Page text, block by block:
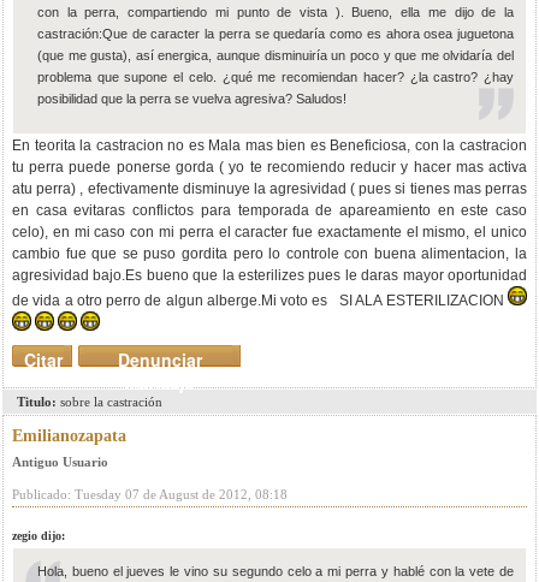
con la perra, compartiendo mi punto de vista ). Bueno, ella me dijo de la
castración:Que de caracter la perra se quedaría como es ahora osea juguetona
(que me gusta), así energica, aunque disminuiría un poco y que me olvidaría del
problema que supone el celo. ¿qué me recomiendan hacer? ¿la castro? ¿hay
posibilidad que la perra se vuelva agresiva? Saludos!
En teorita la castracion no es Mala mas bien es Beneficiosa, con la castracion
tu perra puede ponerse gorda ( yo te recomiendo reducir y hacer mas activa
atu perra) , efectivamente disminuye la agresividad ( pues si tienes mas perras
en casa evitaras conflictos para temporada de apareamiento en este caso
celo), en mi caso con mi perra el caracter fue exactamente el mismo, el unico
cambio fue que se puso gordita pero lo controle con buena alimentacion, la
agresividad bajo.Es bueno que la esterilizes pues le daras mayor oportunidad
de vida a otro perro de algun alberge.Mi voto es SI ALA ESTERILIZACION
Denunciar
mensaje
Citar
Titulo: sobre la castración
Emilianozapata
Antiguo Usuario
Publicado: Tuesday 07 de August de 2012, 08:18
zegio dijo:
Hola, bueno el jueves le vino su segundo celo a mi perra y hablé con la vete de